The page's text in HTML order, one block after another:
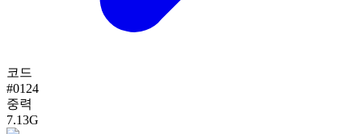
코드
#0124
중력
7.13G